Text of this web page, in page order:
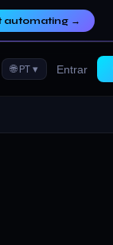
automating→
🌐 PT ▾ Entrar